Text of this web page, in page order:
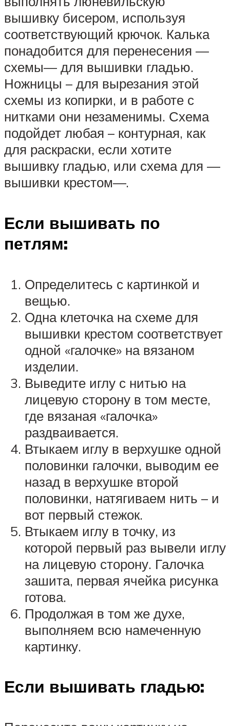
вышивку бисером, используя
соответствующий крючок. Калька
понадобится для перенесения —
схемы— для вышивки гладью.
Ножницы – для вырезания этой
схемы из копирки, и в работе с
нитками они незаменимы. Схема
подойдет любая – контурная, как
для раскраски, если хотите
вышивку гладью, или схема для —
вышивки крестом—.
Если вышивать по
петлям:
Определитесь с картинкой и
вещью.
Одна клеточка на схеме для
вышивки крестом соответствует
одной «галочке» на вязаном
изделии.
Выведите иглу с нитью на
лицевую сторону в том месте,
где вязаная «галочка»
раздваивается.
Втыкаем иглу в верхушке одной
половинки галочки, выводим ее
назад в верхушке второй
половинки, натягиваем нить – и
вот первый стежок.
Втыкаем иглу в точку, из
которой первый раз вывели иглу
на лицевую сторону. Галочка
зашита, первая ячейка рисунка
готова.
Продолжая в том же духе,
выполняем всю намеченную
картинку.
Если вышивать гладью: